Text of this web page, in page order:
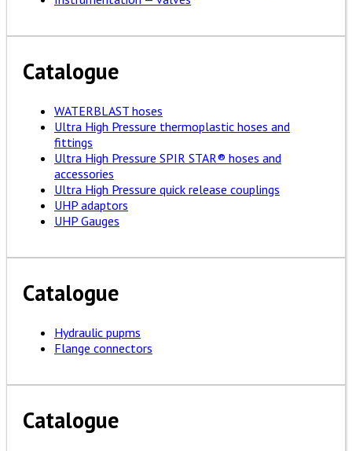
Catalogue
WATERBLAST hoses
Ultra High Pressure thermoplastic hoses and
fittings
Ultra High Pressure SPIR STAR® hoses and
accessories
Ultra High Pressure quick release couplings
UHP adaptors
UHP Gauges
Catalogue
Hydraulic pupms
Flange connectors
Catalogue